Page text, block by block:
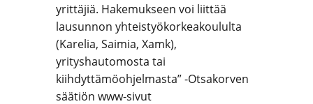
yrittäjiä. Hakemukseen voi liittää
lausunnon yhteistyökorkeakoululta
(Karelia, Saimia, Xamk),
yrityshautomosta tai
kiihdyttämöohjelmasta” -Otsakorven
säätiön www-sivut